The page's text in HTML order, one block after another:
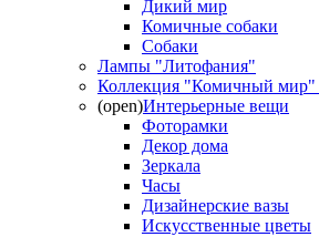
Дикий мир
Комичные собаки
Собаки
Лампы "Литофания"
Коллекция "Комичный мир"
(open)Интерьерные вещи
Фоторамки
Декор дома
Зеркала
Часы
Дизайнерские вазы
Искусственные цветы